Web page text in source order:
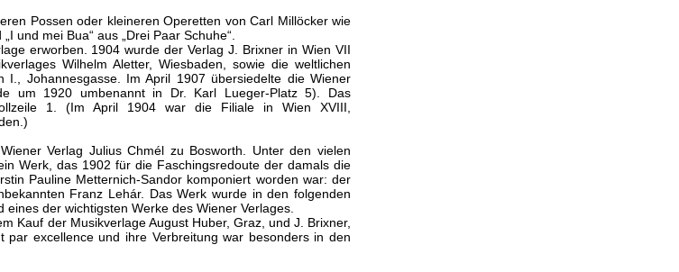
Possen oder kleineren Operetten von Carl Millöcker wie
und mei Bua“ aus „Drei Paar Schuhe“.
erworben. 1904 wurde der Verlag J. Brixner in Wien VII
Wilhelm Aletter, Wiesbaden, sowie die weltlichen
Johannesgasse. Im April 1907 übersiedelte die Wiener
um 1920 umbenannt in Dr. Karl Lueger-Platz 5). Das
1. (Im April 1904 war die Filiale in Wien XVIII,
Verlag Julius Chmél zu Bosworth. Unter den vielen
Werk, das 1902 für die Faschingsredoute der damals die
Pauline Metternich-Sandor komponiert worden war: der
Franz Lehár. Das Werk wurde in den folgenden
der wichtigsten Werke des Wiener Verlages.
Kauf der Musikverlage August Huber, Graz, und J. Brixner,
excellence und ihre Verbreitung war besonders in den